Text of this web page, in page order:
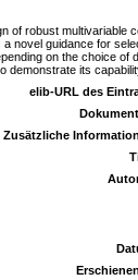
of robust
novel guidance for
on the choice of
demonstrate its
elib-URL des
Zusätzliche